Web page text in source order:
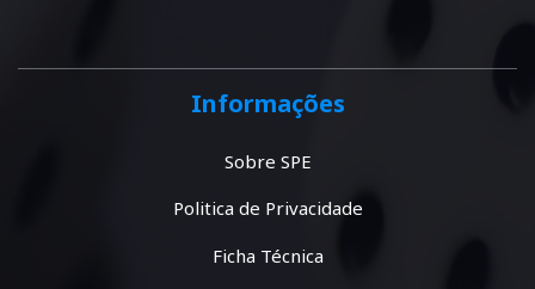
Informações
Sobre SPE
Politica de Privacidade
Ficha Técnica